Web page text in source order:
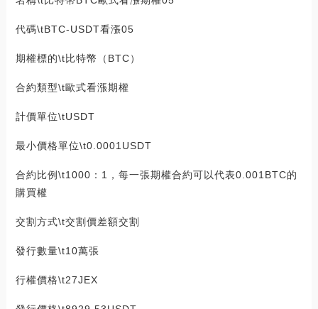
代碼\tBTC-USDT看漲05
期權標的\t比特幣（BTC）
合約類型\t歐式看漲期權
計價單位\tUSDT
最小價格單位\t0.0001USDT
合約比例\t1000：1，每一張期權合約可以代表0.001BTC的
購買權
交割方式\t交割價差額交割
發行數量\t10萬張
行權價格\t27JEX